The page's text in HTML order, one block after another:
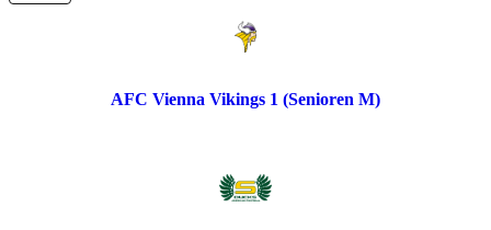
AFC Vienna Vikings 1 (Senioren M)